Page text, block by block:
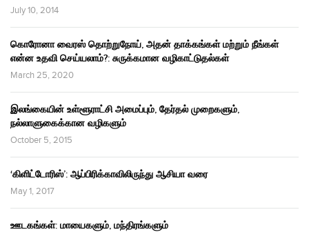
July 10, 2014
கொரோனா வைரஸ் தொற்றுநோய், அதன் தாக்கங்கள் மற்றும் நீங்கள்
என்ன உதவி செய்யலாம்?: சுருக்கமான வழிகாட்டுதல்கள்
March 25, 2020
இலங்கையின் உள்ளூராட்சி அமைப்பும், தேர்தல் முறைகளும்,
நல்லாளுகைக்கான வழிகளும்
October 5, 2015
‘கிளிட்டோரிஸ்’: ஆப்பிரிக்காவிலிருந்து ஆசியா வரை
May 1, 2017
ஊடகங்கள்: மாயைகளும், மந்திரங்களும்